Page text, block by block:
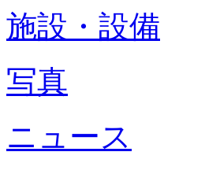
施設・設備
写真
ニュース